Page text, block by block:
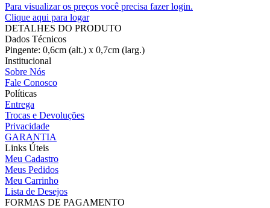
Para visualizar os preços você precisa fazer login.
Clique aqui para logar
DETALHES DO PRODUTO
Dados Técnicos
Pingente: 0,6cm (alt.) x 0,7cm (larg.)
Institucional
Sobre Nós
Fale Conosco
Políticas
Entrega
Trocas e Devoluções
Privacidade
GARANTIA
Links Úteis
Meu Cadastro
Meus Pedidos
Meu Carrinho
Lista de Desejos
FORMAS DE PAGAMENTO